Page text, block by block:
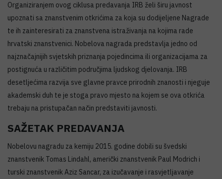
Organiziranjem ovog ciklusa predavanja IRB želi širu javnost
upoznati sa znanstvenim otkrićima za koja su dodijeljene Nagrade
te ih zainteresirati za znanstvena istraživanja na kojima rade
hrvatski znanstvenici. Nobelova nagrada predstavlja jedno od
najznačajnijih svjetskih priznanja pojedincima ili organizacijama za
postignuća u različitim područjima ljudskog djelovanja. IRB
desetljećima razvija sve glavne pravce prirodnih znanosti i njeguje
akademski duh te je stoga pravo mjesto na kojem se ova otkrića
trebaju na pristupačan način predstaviti javnosti.
SAŽETAK PREDAVANJA
Nobelovu nagradu za kemiju 2015. godine dobili su švedski
znanstvenik Tomas Lindahl, američki znanstvenik Paul Modrich i
turski znanstvenik Aziz Sancar, za izučavanje i rasvjetljavanje